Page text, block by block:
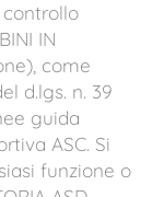
IN
come
d.lgs. n. 39
guida
ASC. Si
funzione o